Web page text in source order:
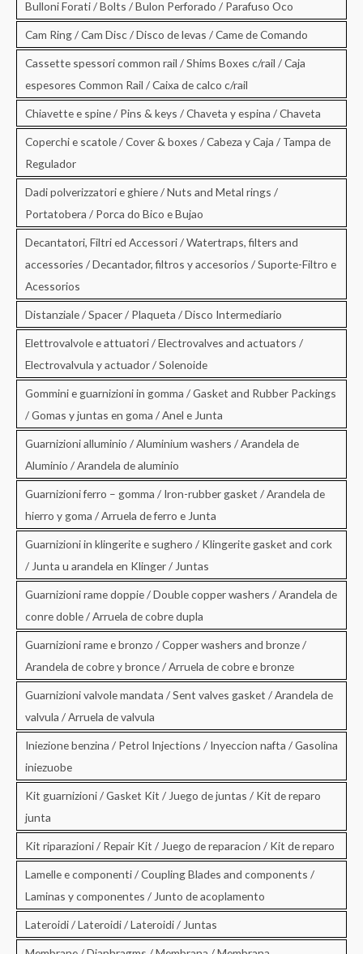
Bulloni Forati / Bolts / Bulon Perforado / Parafuso Oco
Cam Ring / Cam Disc / Disco de levas / Came de Comando
Cassette spessori common rail / Shims Boxes c/rail / Caja
espesores Common Rail / Caixa de calco c/rail
Chiavette e spine / Pins & keys / Chaveta y espina / Chaveta
Coperchi e scatole / Cover & boxes / Cabeza y Caja / Tampa de
Regulador
Dadi polverizzatori e ghiere / Nuts and Metal rings /
Portatobera / Porca do Bico e Bujao
Decantatori, Filtri ed Accessori / Watertraps, filters and
accessories / Decantador, filtros y accesorios / Suporte-Filtro e
Acessorios
Distanziale / Spacer / Plaqueta / Disco Intermediario
Elettrovalvole e attuatori / Electrovalves and actuators /
Electrovalvula y actuador / Solenoide
Gommini e guarnizioni in gomma / Gasket and Rubber Packings
/ Gomas y juntas en goma / Anel e Junta
Guarnizioni alluminio / Aluminium washers / Arandela de
Aluminio / Arandela de aluminio
Guarnizioni ferro – gomma / Iron-rubber gasket / Arandela de
hierro y goma / Arruela de ferro e Junta
Guarnizioni in klingerite e sughero / Klingerite gasket and cork
/ Junta u arandela en Klinger / Juntas
Guarnizioni rame doppie / Double copper washers / Arandela de
conre doble / Arruela de cobre dupla
Guarnizioni rame e bronzo / Copper washers and bronze /
Arandela de cobre y bronce / Arruela de cobre e bronze
Guarnizioni valvole mandata / Sent valves gasket / Arandela de
valvula / Arruela de valvula
Iniezione benzina / Petrol Injections / Inyeccion nafta / Gasolina
iniezuobe
Kit guarnizioni / Gasket Kit / Juego de juntas / Kit de reparo
junta
Kit riparazioni / Repair Kit / Juego de reparacion / Kit de reparo
Lamelle e componenti / Coupling Blades and components /
Laminas y componentes / Junto de acoplamento
Lateroidi / Lateroidi / Lateroidi / Juntas